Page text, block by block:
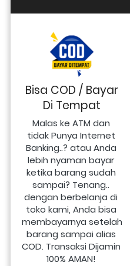
Bisa COD / Bayar
Di Tempat
Malas ke ATM dan
tidak Punya Internet
Banking..? atau Anda
lebih nyaman bayar
ketika barang sudah
sampai? Tenang..
dengan berbelanja di
toko kami, Anda bisa
membayarnya setelah
barang sampai alias
COD. Transaksi Dijamin
100% AMAN!